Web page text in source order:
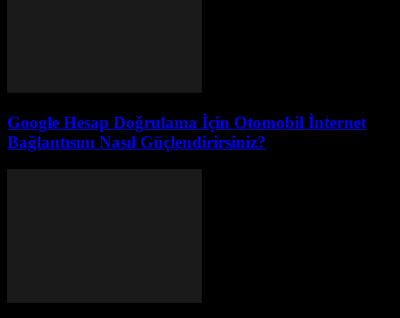
Google Hesap Doğrulama İçin Otomobil İnternet
Bağlantısını Nasıl Güçlendirirsiniz?